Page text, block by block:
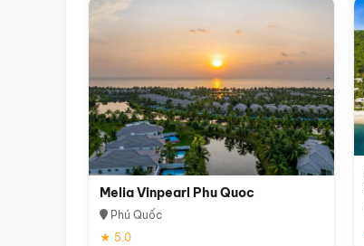
Melia Vinpearl Phu Quoc
Phú Quốc
★ 5.0